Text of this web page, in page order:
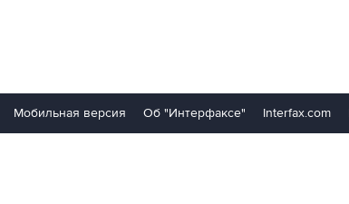
Мобильная версия Об "Интерфаксе" Interfax.com